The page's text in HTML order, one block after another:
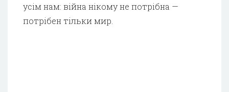
усім нам: війна нікому не потрібна —
потрібен тільки мир.